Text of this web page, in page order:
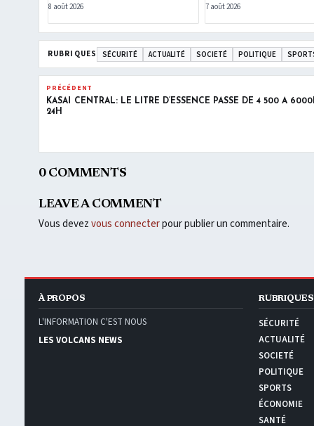
8 août 2026 7 août 2026
RUBRIQUES SÉCURITÉ ACTUALITÉ SOCIETÉ POLITIQUE
PRÉCÉDENT
KASAÏ CENTRAL: LE LITRE D’ESSENCE PASSE DE 4 500 À
24H
0 COMMENTS
LEAVE A COMMENT
Vous devezvous connecterpour publier un commentaire.
À PROPOS
L'INFORMATION C'EST NOUS
LES VOLCANS NEWS
RUBRIQUES
SÉCURITÉ
ACTUALITÉ
SOCIETÉ
POLITIQUE
SPORTS
ÉCONOMIE
SANTÉ